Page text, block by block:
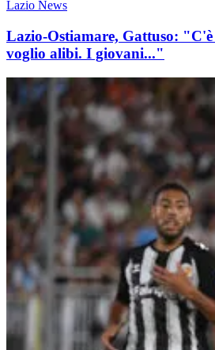
Lazio News
Lazio-Ostiamare, Gattuso: "C'è
voglio alibi. I giovani..."